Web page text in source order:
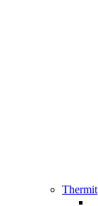
Thermit